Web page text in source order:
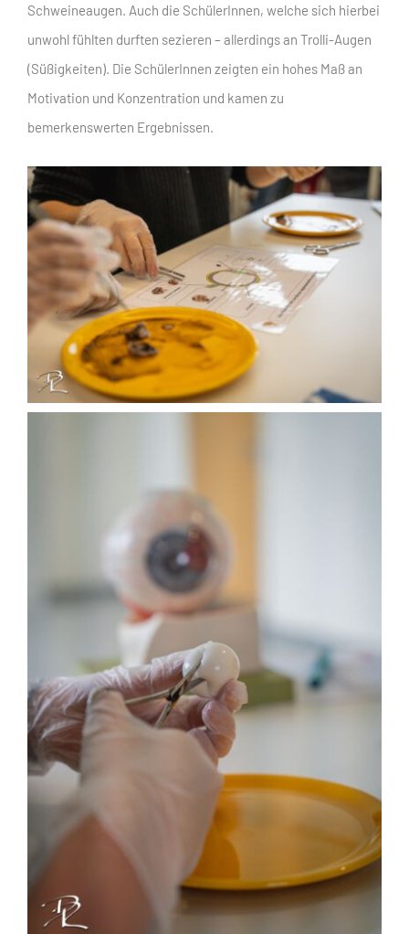
Schweineaugen. Auch die SchülerInnen, welche sich hierbei
unwohl fühlten durften sezieren – allerdings an Trolli-Augen
(Süßigkeiten). Die SchülerInnen zeigten ein hohes Maß an
Motivation und Konzentration und kamen zu
bemerkenswerten Ergebnissen.